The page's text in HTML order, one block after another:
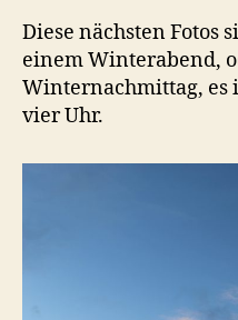
Diese nächsten Fotos
einem Winterabend,
Winternachmittag, es
vier Uhr.